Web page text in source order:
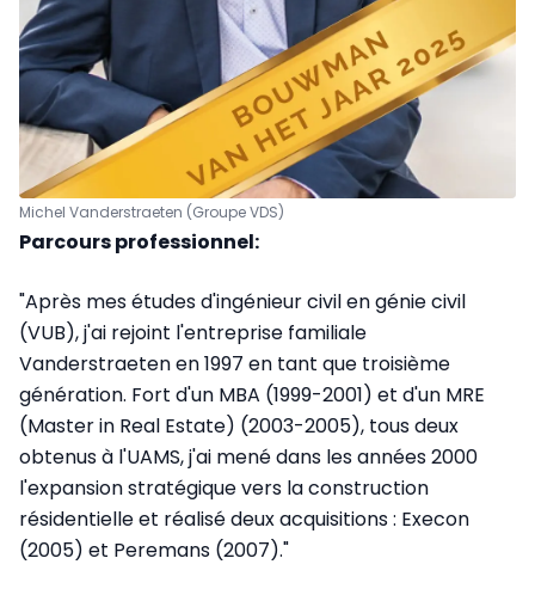
Michel Vanderstraeten (Groupe VDS)
Parcours professionnel:
"Après mes études d'ingénieur civil en génie civil
(VUB), j'ai rejoint l'entreprise familiale
Vanderstraeten en 1997 en tant que troisième
génération. Fort d'un MBA (1999-2001) et d'un MRE
(Master in Real Estate) (2003-2005), tous deux
obtenus à l'UAMS, j'ai mené dans les années 2000
l'expansion stratégique vers la construction
résidentielle et réalisé deux acquisitions : Execon
(2005) et Peremans (2007)."